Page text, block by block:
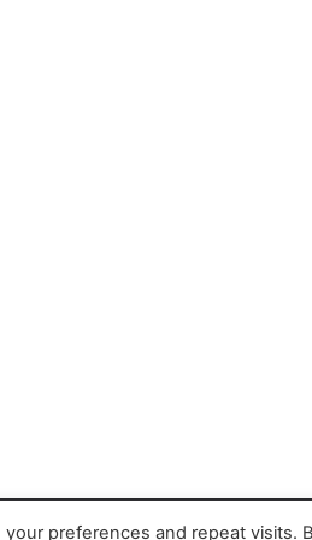
preferences and repeat visits.